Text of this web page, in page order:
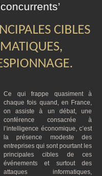
CIBLES
Ce qui frappe quasiment à
chaque fois quand, en France,
on assiste à un débat, une
conférence consacrée à
l’intelligence économique, c’est
la présence modeste des
entreprises qui sont pourtant les
principales cibles de ces
événements et surtout des
attaques informatiques,